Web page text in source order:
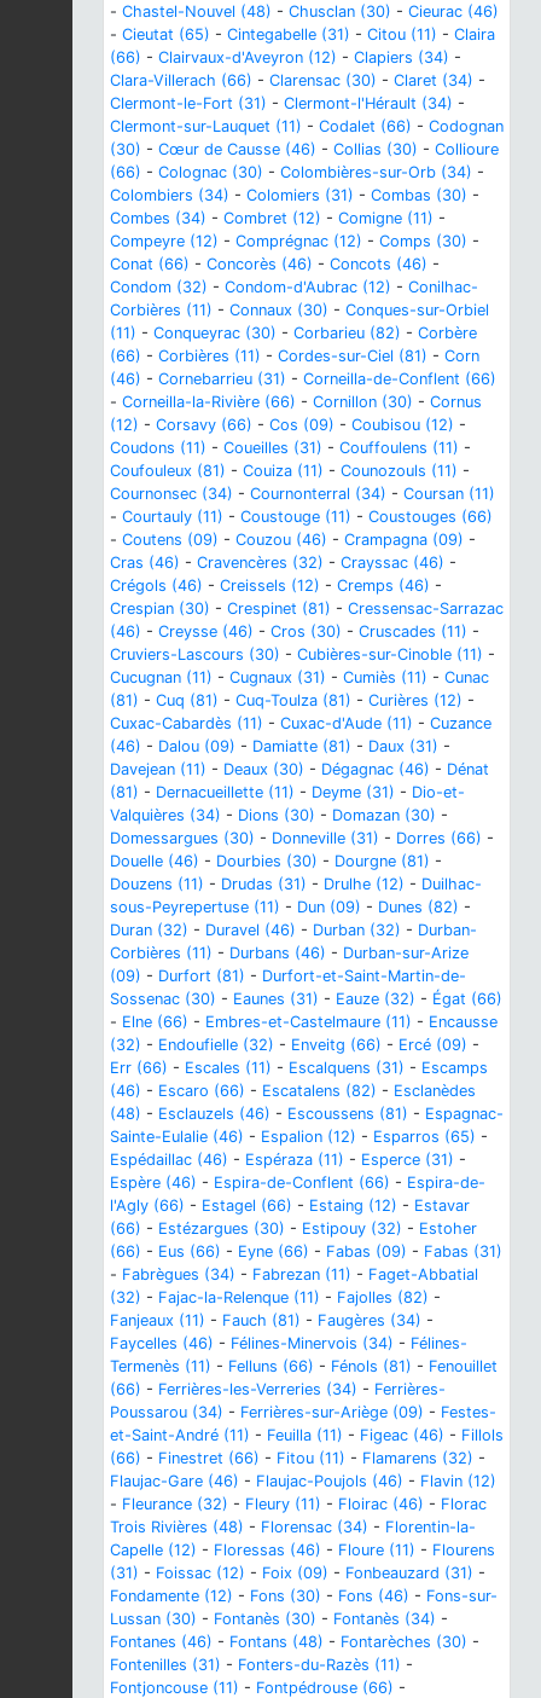
- Chastel-Nouvel (48) - Chusclan (30) - Cieurac (46)
- Cieutat (65) - Cintegabelle (31) - Citou (11) - Claira
(66) - Clairvaux-d'Aveyron (12) - Clapiers (34) -
Clara-Villerach (66) - Clarensac (30) - Claret (34) -
Clermont-le-Fort (31) - Clermont-l'Hérault (34) -
Clermont-sur-Lauquet (11) - Codalet (66) - Codognan
(30) - Cœur de Causse (46) - Collias (30) - Collioure
(66) - Colognac (30) - Colombières-sur-Orb (34) -
Colombiers (34) - Colomiers (31) - Combas (30) -
Combes (34) - Combret (12) - Comigne (11) -
Compeyre (12) - Comprégnac (12) - Comps (30) -
Conat (66) - Concorès (46) - Concots (46) -
Condom (32) - Condom-d'Aubrac (12) - Conilhac-
Corbières (11) - Connaux (30) - Conques-sur-Orbiel
(11) - Conqueyrac (30) - Corbarieu (82) - Corbère
(66) - Corbières (11) - Cordes-sur-Ciel (81) - Corn
(46) - Cornebarrieu (31) - Corneilla-de-Conflent (66)
- Corneilla-la-Rivière (66) - Cornillon (30) - Cornus
(12) - Corsavy (66) - Cos (09) - Coubisou (12) -
Coudons (11) - Coueilles (31) - Couffoulens (11) -
Coufouleux (81) - Couiza (11) - Counozouls (11) -
Cournonsec (34) - Cournonterral (34) - Coursan (11)
- Courtauly (11) - Coustouge (11) - Coustouges (66)
- Coutens (09) - Couzou (46) - Crampagna (09) -
Cras (46) - Cravencères (32) - Crayssac (46) -
Crégols (46) - Creissels (12) - Cremps (46) -
Crespian (30) - Crespinet (81) - Cressensac-Sarrazac
(46) - Creysse (46) - Cros (30) - Cruscades (11) -
Cruviers-Lascours (30) - Cubières-sur-Cinoble (11) -
Cucugnan (11) - Cugnaux (31) - Cumiès (11) - Cunac
(81) - Cuq (81) - Cuq-Toulza (81) - Curières (12) -
Cuxac-Cabardès (11) - Cuxac-d'Aude (11) - Cuzance
(46) - Dalou (09) - Damiatte (81) - Daux (31) -
Davejean (11) - Deaux (30) - Dégagnac (46) - Dénat
(81) - Dernacueillette (11) - Deyme (31) - Dio-et-
Valquières (34) - Dions (30) - Domazan (30) -
Domessargues (30) - Donneville (31) - Dorres (66) -
Douelle (46) - Dourbies (30) - Dourgne (81) -
Douzens (11) - Drudas (31) - Drulhe (12) - Duilhac-
sous-Peyrepertuse (11) - Dun (09) - Dunes (82) -
Duran (32) - Duravel (46) - Durban (32) - Durban-
Corbières (11) - Durbans (46) - Durban-sur-Arize
(09) - Durfort (81) - Durfort-et-Saint-Martin-de-
Sossenac (30) - Eaunes (31) - Eauze (32) - Égat (66)
- Elne (66) - Embres-et-Castelmaure (11) - Encausse
(32) - Endoufielle (32) - Enveitg (66) - Ercé (09) -
Err (66) - Escales (11) - Escalquens (31) - Escamps
(46) - Escaro (66) - Escatalens (82) - Esclanèdes
(48) - Esclauzels (46) - Escoussens (81) - Espagnac-
Sainte-Eulalie (46) - Espalion (12) - Esparros (65) -
Espédaillac (46) - Espéraza (11) - Esperce (31) -
Espère (46) - Espira-de-Conflent (66) - Espira-de-
l'Agly (66) - Estagel (66) - Estaing (12) - Estavar
(66) - Estézargues (30) - Estipouy (32) - Estoher
(66) - Eus (66) - Eyne (66) - Fabas (09) - Fabas (31)
- Fabrègues (34) - Fabrezan (11) - Faget-Abbatial
(32) - Fajac-la-Relenque (11) - Fajolles (82) -
Fanjeaux (11) - Fauch (81) - Faugères (34) -
Faycelles (46) - Félines-Minervois (34) - Félines-
Termenès (11) - Felluns (66) - Fénols (81) - Fenouillet
(66) - Ferrières-les-Verreries (34) - Ferrières-
Poussarou (34) - Ferrières-sur-Ariège (09) - Festes-
et-Saint-André (11) - Feuilla (11) - Figeac (46) - Fillols
(66) - Finestret (66) - Fitou (11) - Flamarens (32) -
Flaujac-Gare (46) - Flaujac-Poujols (46) - Flavin (12)
- Fleurance (32) - Fleury (11) - Floirac (46) - Florac
Trois Rivières (48) - Florensac (34) - Florentin-la-
Capelle (12) - Floressas (46) - Floure (11) - Flourens
(31) - Foissac (12) - Foix (09) - Fonbeauzard (31) -
Fondamente (12) - Fons (30) - Fons (46) - Fons-sur-
Lussan (30) - Fontanès (30) - Fontanès (34) -
Fontanes (46) - Fontans (48) - Fontarèches (30) -
Fontenilles (31) - Fonters-du-Razès (11) -
Fontjoncouse (11) - Fontpédrouse (66) -